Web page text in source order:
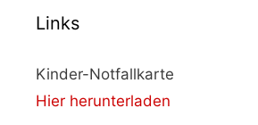
Links
Kinder-Notfallkarte
Hier herunterladen